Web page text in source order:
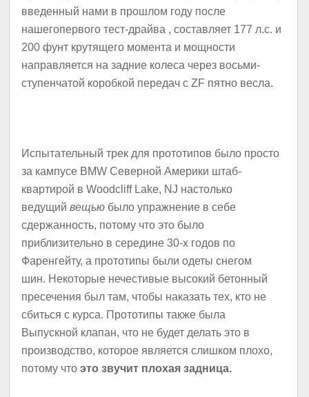
введенный нами в прошлом году после
нашегопервого тест-драйва , составляет 177 л.с. и
200 фунт крутящего момента и мощности
направляется на задние колеса через восьми-
ступенчатой ​​коробкой передач с ZF пятно весла.
Испытательный трек для прототипов было просто
за кампусе BMW Северной Америки штаб-
квартирой в Woodcliff Lake, NJ настолько
ведущийвещью было упражнение в себе
сдержанность, потому что это было
приблизительно в середине 30-х годов по
Фаренгейту, а прототипы были одеты снегом
шин. Некоторые нечестивые высокий бетонный
пресечения был там, чтобы наказать тех, кто не
сбиться с курса. Прототипы также была
Выпускной клапан, что не будет делать это в
производство, которое является слишком плохо,
потому чтоэто звучит плохая задница.